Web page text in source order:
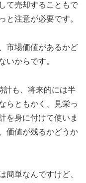
て売却することもで
と注意が必要です。
市場価値があるかど
いからです。
計も、将来的には半
らともかく、見栄っ
を身に付けて使いま
価値が残るかどうか
簡単なんですけど、